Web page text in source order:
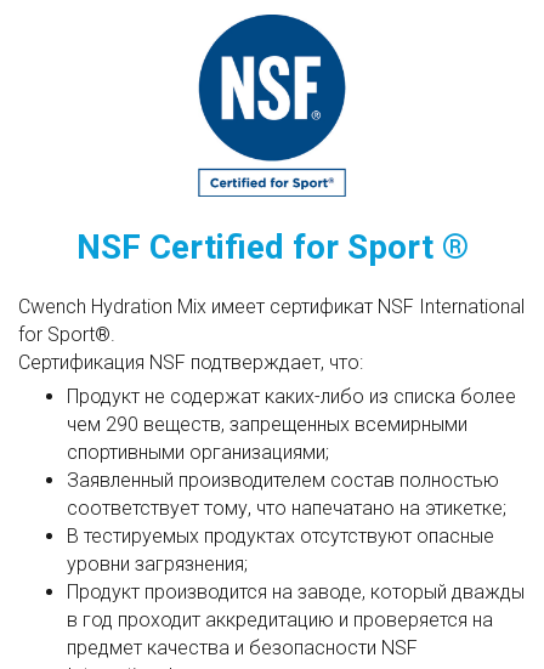
NSF Certified for Sport ®
Cwench Hydration Mix имеет сертификат NSF International
for Sport®.
Сертификация NSF подтверждает, что:
Продукт не содержат каких-либо из списка более
чем 290 веществ, запрещенных всемирными
спортивными организациями;
Заявленный производителем состав полностью
соответствует тому, что напечатано на этикетке;
В тестируемых продуктах отсутствуют опасные
уровни загрязнения;
Продукт производится на заводе, который дважды
в год проходит аккредитацию и проверяется на
предмет качества и безопасности NSF